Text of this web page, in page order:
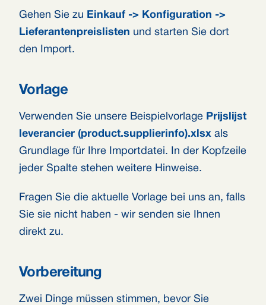
Gehen Sie zu Einkauf -> Konfiguration ->
Lieferantenpreislisten und starten Sie dort
den Import.
Vorlage
Verwenden Sie unsere Beispielvorlage Prijslijst
leverancier (product.supplierinfo).xlsx als
Grundlage für Ihre Importdatei. In der Kopfzeile
jeder Spalte stehen weitere Hinweise.
Fragen Sie die aktuelle Vorlage bei uns an, falls
Sie sie nicht haben - wir senden sie Ihnen
direkt zu.
Vorbereitung
Zwei Dinge müssen stimmen, bevor Sie